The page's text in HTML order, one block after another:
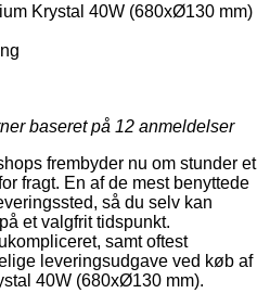
Krystal 40W (680xØ130 mm)
baseret på 12 anmeldelser
frembyder nu om stunder et
fragt. En af de mest benyttede
så du selv kan
et valgfrit tidspunkt.
samt oftest
leveringsudgave ved køb af
40W (680xØ130 mm).